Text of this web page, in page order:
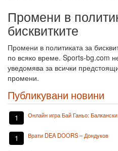
Промени в
бисквитките
Промени в политиката за
по всяко време. Sports-bg.com
уведомява за всички
промени.
Публикувани новини
1 Онлайн игра Бай Ганьо:
1 Врати DEA DOORS – Дондуков